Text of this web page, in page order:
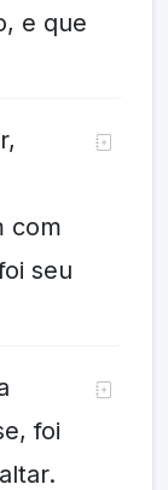
e que
com
seu
foi